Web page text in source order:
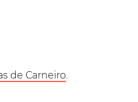
de Carneiro.